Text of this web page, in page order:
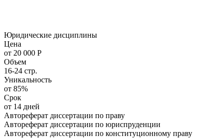
Юридические дисциплины
Цена
от 20 000 Р
Объем
16-24 стр.
Уникальность
от 85%
Срок
от 14 дней
Автореферат диссертации по праву
Автореферат диссертации по юриспруденции
Автореферат диссертации по конституционному праву